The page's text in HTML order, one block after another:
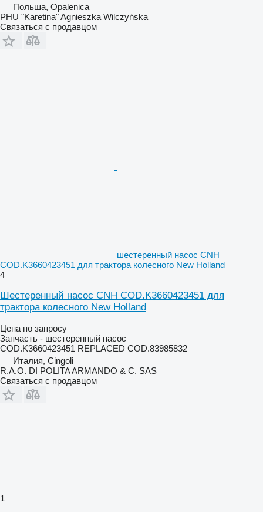
Польша, Opalenica
PHU "Karetina" Agnieszka Wilczyńska
Связаться с продавцом
шестеренный насос CNH
COD.K3660423451 для трактора колесного New Holland
4
Шестеренный насос CNH COD.K3660423451 для
трактора колесного New Holland
Цена по запросу
Запчасть - шестеренный насос
COD.K3660423451 REPLACED COD.83985832
Италия, Cingoli
R.A.O. DI POLITA ARMANDO & C. SAS
Связаться с продавцом
1